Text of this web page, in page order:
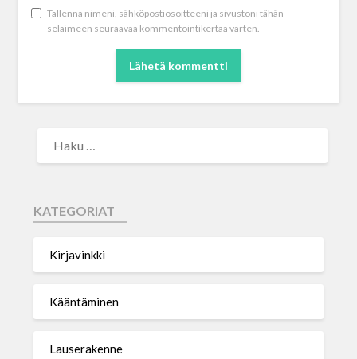
Tallenna nimeni, sähköpostiosoitteeni ja sivustoni tähän
selaimeen seuraavaa kommentointikertaa varten.
KATEGORIAT
Kirjavinkki
Kääntäminen
Lauserakenne